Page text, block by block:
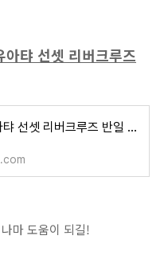
탸 선셋 리버크루즈
[방콕 여행] 아유아탸 선셋 리버크루즈 반일 투어 후기!
마 도움이 되길!